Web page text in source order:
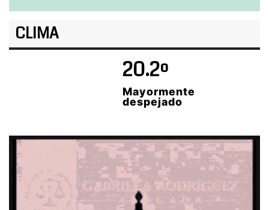
CLIMA
20.2º
Mayormente
despejado